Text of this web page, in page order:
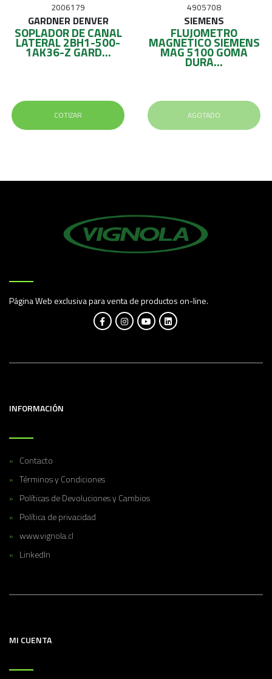
2006179
GARDNER DENVER
SOPLADOR DE CANAL
LATERAL 2BH1-500-
1AK36-Z GARD...
COTIZAR
4905708
SIEMENS
FLUJOMETRO
MAGNETICO SIEMENS
MAG 5100 GOMA
DURA...
AGOTADO
Página Web exclusiva para venta de productos on-line.
INFORMACIÓN
Contacto
Términos y Condiciones
Políticas de Devoluciones y Cambios
Política de privacidad
www.vignola.cl
LinkedIn
MI CUENTA